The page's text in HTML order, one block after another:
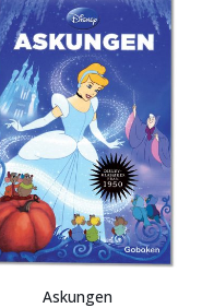
Askungen